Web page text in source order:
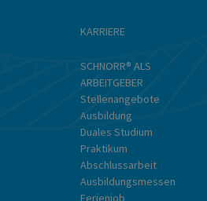
KARRIERE
SCHNORR® ALS
ARBEITGEBER
Stellenangebote
Ausbildung
Duales Studium
Praktikum
Abschlussarbeit
Ausbildungsmessen
Ferienjob